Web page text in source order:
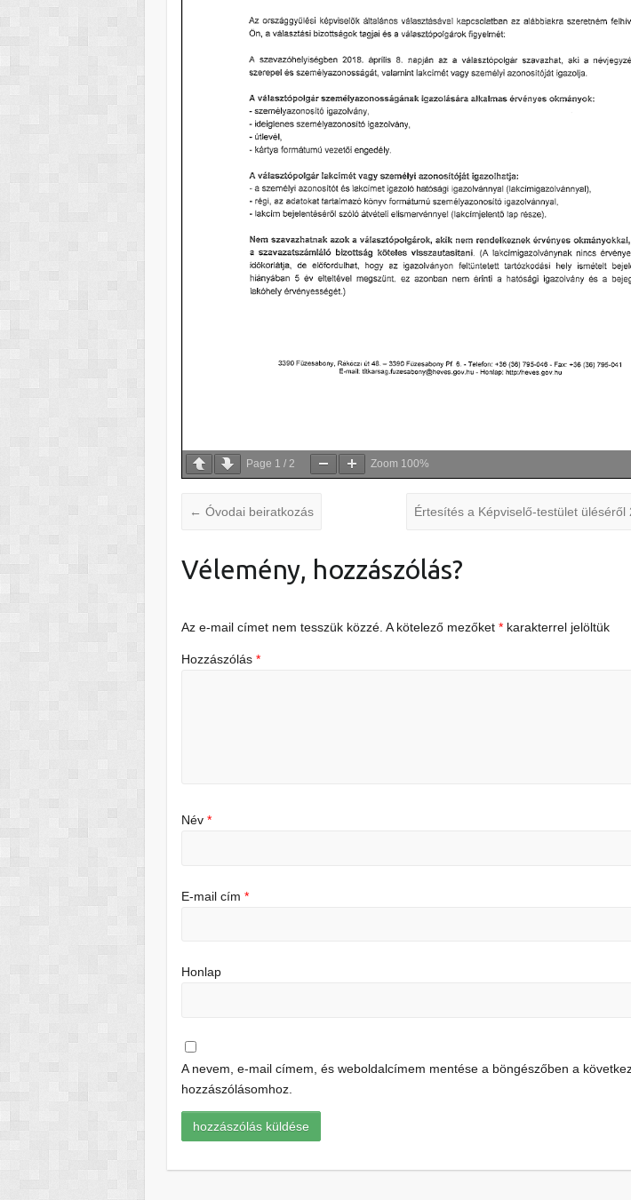
Page 1 / 2 Zoom 100%
← Óvodai beiratkozás Értesítés a Képviselő-testület üléséről
Vélemény, hozzászólás?
Az e-mail címet nem tesszük közzé. A kötelező mezőket* karakterrel jelöltük
Hozzászólás*
Név*
E-mail cím*
Honlap
A nevem, e-mail címem, és weboldalcímem mentése a böngészőben a
hozzászólásomhoz.